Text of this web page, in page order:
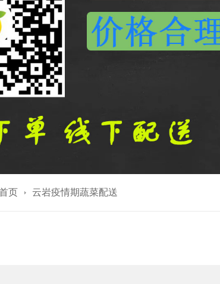
页 云岩疫情期蔬菜配送